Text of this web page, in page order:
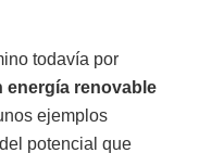
todavía por
energía renovable
ejemplos
potencial que